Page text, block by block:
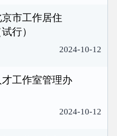
市工作居住
行）
2024-10-12
工作室管理办
2024-10-12